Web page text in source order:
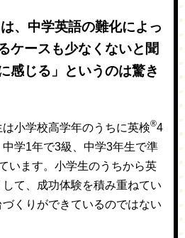
、中学英語の難化によっ
ケースも少なくないと聞
感じる」というのは驚き
は小学校高学年のうちに英検®4
学1年で3級、中学3年生で準
います。小学生のうちから英
て、成功体験を積み重ねてい
くりができているのではない